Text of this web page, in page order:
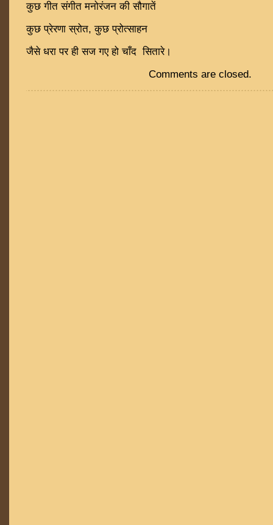
कुछ गीत संगीत मनोरंजन की सौगातें
कुछ प्रेरणा स्रोत, कुछ प्रोत्साहन
जैसे धरा पर ही सज गए हो चाँद सितारे।
Comments are closed.